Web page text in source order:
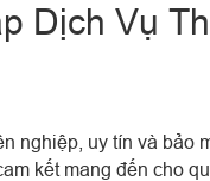
Dịch Vụ
nghiệp, uy tín và bảo
kết mang đến cho